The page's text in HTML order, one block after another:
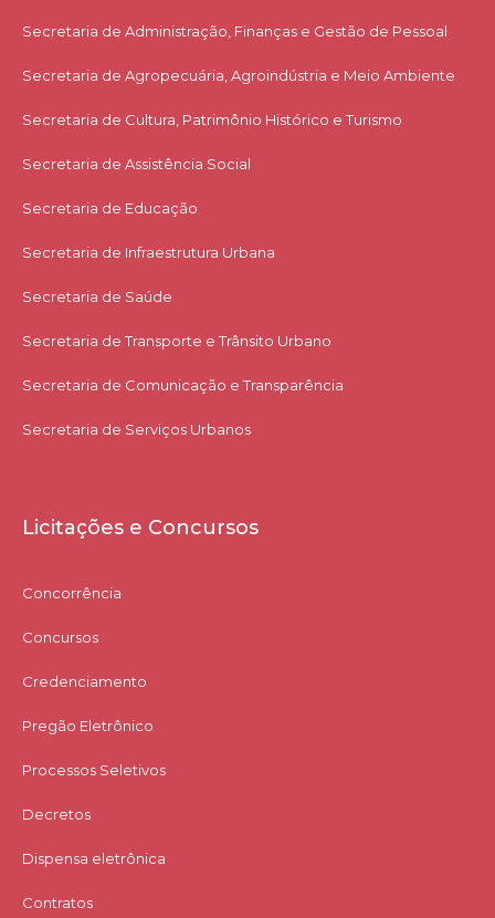
Secretaria de Administração, Finanças e Gestão de Pessoal
Secretaria de Agropecuária, Agroindústria e Meio Ambiente
Secretaria de Cultura, Patrimônio Histórico e Turismo
Secretaria de Assistência Social
Secretaria de Educação
Secretaria de Infraestrutura Urbana
Secretaria de Saúde
Secretaria de Transporte e Trânsito Urbano
Secretaria de Comunicação e Transparência
Secretaria de Serviços Urbanos
Licitações e Concursos
Concorrência
Concursos
Credenciamento
Pregão Eletrônico
Processos Seletivos
Decretos
Dispensa eletrônica
Contratos